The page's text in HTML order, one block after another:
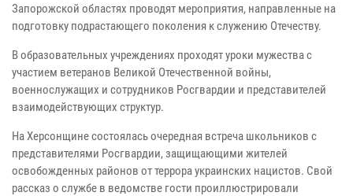
Запорожской областях проводят мероприятия, направленные на
подготовку подрастающего поколения к служению Отечеству.
В образовательных учреждениях проходят уроки мужества с
участием ветеранов Великой Отечественной войны,
военнослужащих и сотрудников Росгвардии и представителей
взаимодействующих структур.
На Херсонщине состоялась очередная встреча школьников с
представителями Росгвардии, защищающими жителей
освобожденных районов от террора украинских нацистов. Свой
рассказ о службе в ведомстве гости проиллюстрировали